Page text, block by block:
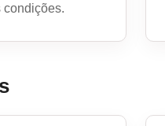
condições.